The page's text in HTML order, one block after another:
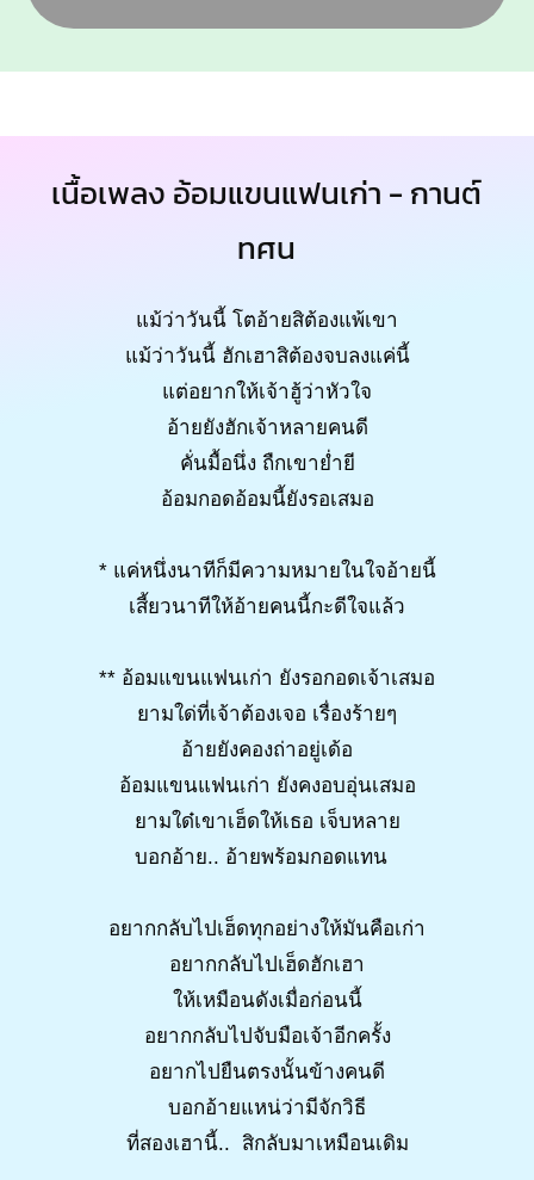
เนื้อเพลง อ้อมแขนแฟนเก่า - กานต์
ทศน
แม้ว่าวันนี้ โตอ้ายสิต้องแพ้เขา
แม้ว่าวันนี้ ฮักเฮาสิต้องจบลงแค่นี้
แต่อยากให้เจ้าฮู้ว่าหัวใจ
อ้ายยังฮักเจ้าหลายคนดี
คั่นมื้อนึ่ง ถืกเขาย่ำยี
อ้อมกอดอ้อมนี้ยังรอเสมอ
* แค่หนึ่งนาทีก็มีความหมายในใจอ้ายนี้
เสี้ยวนาทีให้อ้ายคนนี้กะดีใจแล้ว
** อ้อมแขนแฟนเก่า ยังรอกอดเจ้าเสมอ
ยามใด่ที่เจ้าต้องเจอ เรื่องร้ายๆ
อ้ายยังคองถ่าอยู่เด้อ
อ้อมแขนแฟนเก่า ยังคงอบอุ่นเสมอ
ยามใด๋เขาเฮ็ดให้เธอ เจ็บหลาย
บอกอ้าย.. อ้ายพร้อมกอดแทน
อยากกลับไปเฮ็ดทุกอย่างให้มันคือเก่า
อยากกลับไปเฮ็ดฮักเฮา
ให้เหมือนดังเมื่อก่อนนี้
อยากกลับไปจับมือเจ้าอีกครั้ง
อยากไปยืนตรงนั้นข้างคนดี
บอกอ้ายแหน่ว่ามีจักวิธี
ที่สองเฮานี้.. สิกลับมาเหมือนเดิม